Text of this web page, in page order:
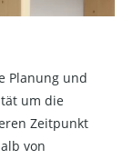
Planung und
um die
Zeitpunkt
von